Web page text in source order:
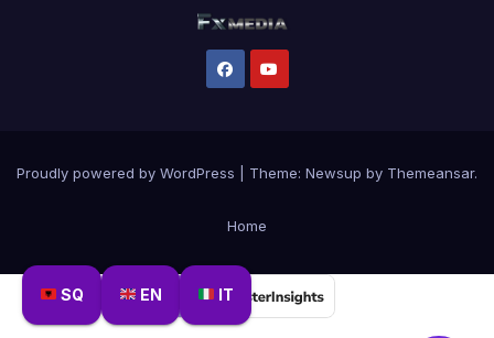
SQ EN IT
Proudly powered by WordPress Theme: Newsup by Themeansar.
Home